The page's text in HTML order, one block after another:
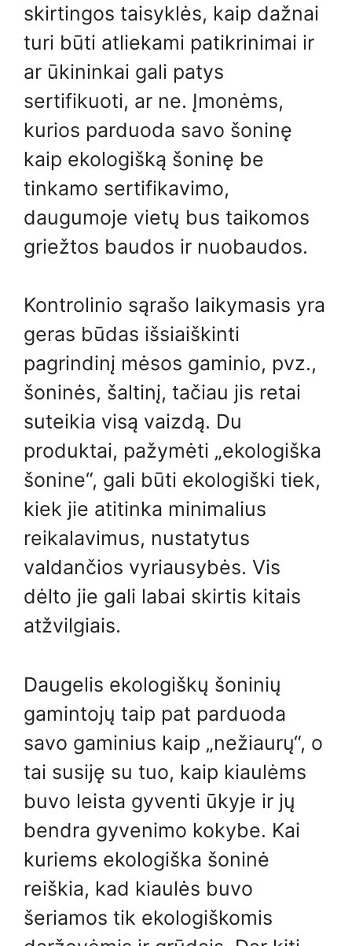
skirtingos taisyklės, kaip dažnai
turi būti atliekami patikrinimai ir
ar ūkininkai gali patys
sertifikuoti, ar ne. Įmonėms,
kurios parduoda savo šoninę
kaip ekologišką šoninę be
tinkamo sertifikavimo,
daugumoje vietų bus taikomos
griežtos baudos ir nuobaudos.
Kontrolinio sąrašo laikymasis yra
geras būdas išsiaiškinti
pagrindinį mėsos gaminio, pvz.,
šoninės, šaltinį, tačiau jis retai
suteikia visą vaizdą. Du
produktai, pažymėti „ekologiška
šonine“, gali būti ekologiški tiek,
kiek jie atitinka minimalius
reikalavimus, nustatytus
valdančios vyriausybės. Vis
dėlto jie gali labai skirtis kitais
atžvilgiais.
Daugelis ekologiškų šoninių
gamintojų taip pat parduoda
savo gaminius kaip „nežiaurų“, o
tai susiję su tuo, kaip kiaulėms
buvo leista gyventi ūkyje ir jų
bendra gyvenimo kokybe. Kai
kuriems ekologiška šoninė
reiškia, kad kiaulės buvo
šeriamos tik ekologiškomis